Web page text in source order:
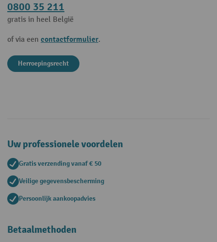
0800 35 211
gratis in heel België
of via een contactformulier.
Herroepingsrecht
Uw professionele voordelen
Gratis verzending vanaf € 50
Veilige gegevensbescherming
Persoonlijk aankoopadvies
Betaalmethoden